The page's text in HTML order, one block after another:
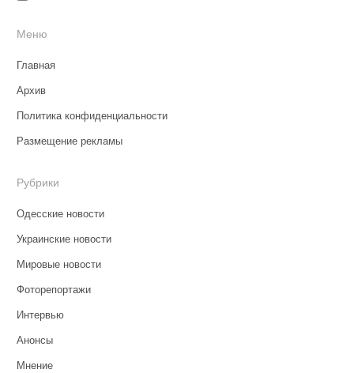
Меню
Главная
Архив
Политика конфиденциальности
Размещение рекламы
Рубрики
Одесские новости
Украинские новости
Мировые новости
Фоторепортажи
Интервью
Анонсы
Мнение